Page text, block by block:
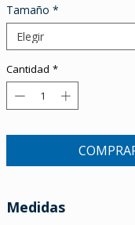
Tamaño *
Elegir
Cantidad *
Medidas